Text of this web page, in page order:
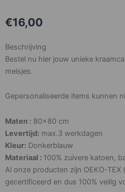
€16,00
Beschrijving
Bestel nu hier jouw unieke
meisjes.
Gepersonaliseerde items kunnen
Maten : 80×80 cm
Levertijd: max.3 werkdagen
Kleur: Donkerblauw
Materiaal : 100% zuivere katoen,
Al onze producten zijn OEKO-TEX
gecertificeerd en dus 100% veilig